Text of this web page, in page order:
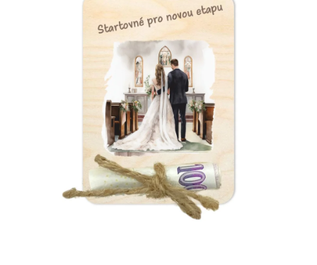
Vrácení zboží a reklamace
Moje objednávka
Obchodní podmínky
Ochrana osobních údajů
Hodnocení obchodu
Oblíbené produkty
Věrnostní program